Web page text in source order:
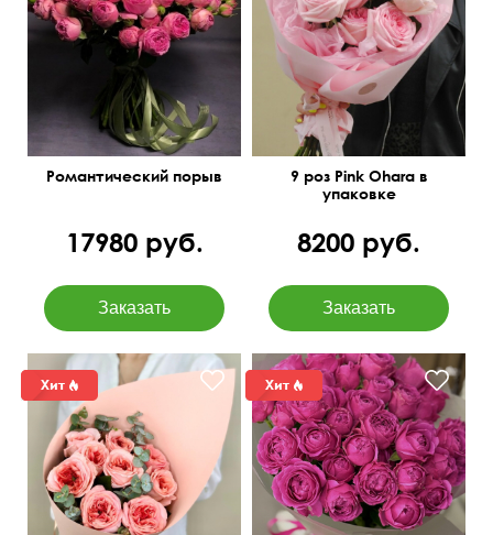
21 ветка розы Пинк Пиано
50 см
40 см
Романтический порыв
17980 руб.
40 см 35 см
9 роз Pink Ohara в
упаковке
8200 руб.
40 см 35 см